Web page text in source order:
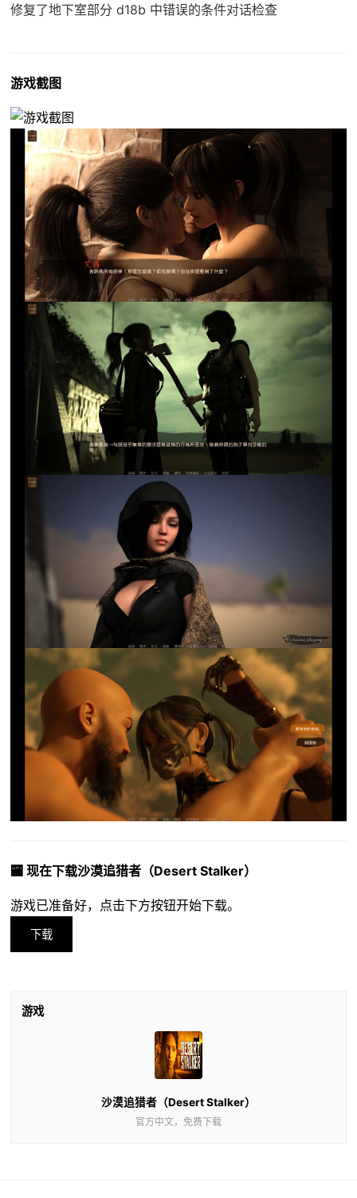
修复了地下室部分 d18b 中错误的条件对话检查
游戏截图
🏧 现在下载沙漠追猎者（Desert Stalker）
游戏已准备好，点击下方按钮开始下载。
下载
游戏
沙漠追猎者（Desert Stalker）
官方中文，免费下载